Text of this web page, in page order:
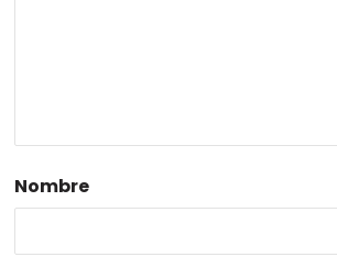
Nombre